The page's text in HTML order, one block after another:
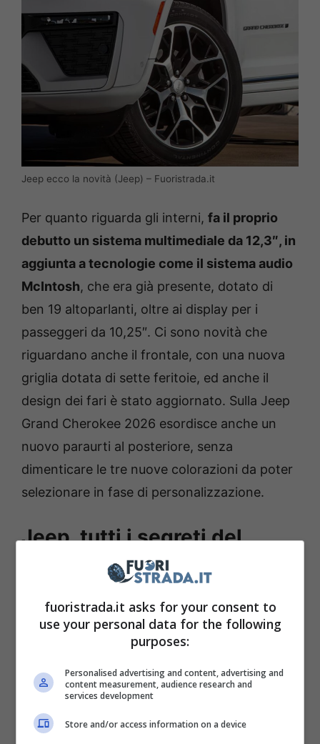
Jeep ecco la novità (Jeep) – Fuoristrada.it
Per quanto riguarda gli interni, fa il proprio
debutto un sistema multimediale da 12,3″, in
aggiunta a tecnologie come il sistema audio
McIntosh, che era già presente, dotato di
ben 19 altoparlanti, oltre ai display per i
passeggeri da 10,25″. Ci sono novità che
riguardano anche il frontale, con una nuova
griglia dotata di sette feritoie, ed anche il
design dei fari è stato aggiornato. Sulla Jeep
Grand Cherokee 2026 esordisce anche un
nuovo paraurti al posteriore, senza
dimenticare le tre nuove colorazioni da poter
selezionare in fase di personalizzazione.
Jeep, tutti i segreti del
restyling della Grand
Il look della JeepGrand Cherokee è dunque
contrario di quanto avviene nei restyling a cui
siamo abituati, riguardano la meccanica.
grande novità è il motore Hurricane 4 Turbo
fuoristrada.it asks for your consent to
use your personal data for the following
purposes:
Personalised advertising and content, advertising and
content measurement, audience research and
services development
Store and/or access information on a device